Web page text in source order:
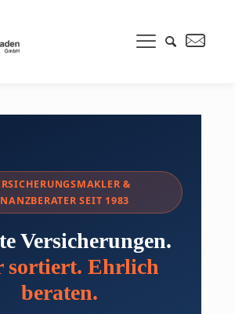
&
SEIT 1983
Versicherungen.
sortiert. Ehrlich
beraten.